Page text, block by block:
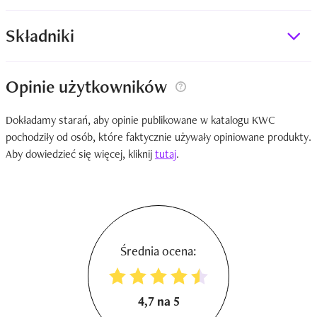
Składniki
Opinie użytkowników
Dokładamy starań, aby opinie publikowane w katalogu KWC
pochodziły od osób, które faktycznie używały opiniowane produkty.
Aby dowiedzieć się więcej, kliknijtutaj.
Średnia ocena:
4,7 na 5